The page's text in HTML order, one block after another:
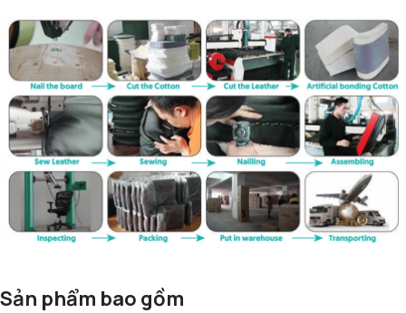
Sản phẩm bao gồm